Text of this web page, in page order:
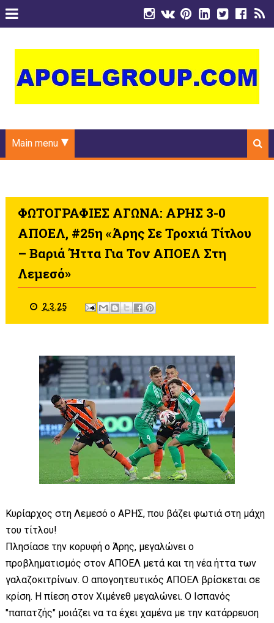
Main menu
ΦΩΤΟΓΡΑΦΙΕΣ ΑΓΩΝΑ: ΑΡΗΣ 3-0
ΑΠΟΕΛ, #25η «Άρης Σε Τροχιά Τίτλου
– Βαριά Ήττα Για Τον ΑΠΟΕΛ Στη
Λεμεσό»
2.3.25
Κυρίαρχος στη Λεμεσό ο ΑΡΗΣ, που βάζει φωτιά στη μάχη
του τίτλου!
Πλησίασε την κορυφή ο Άρης, μεγαλώνει ο
προβληματισμός στον ΑΠΟΕΛ μετά και τη νέα ήττα των
γαλαζοκιτρίνων. Ο απογοητευτικός ΑΠΟΕΛ βρίσκεται σε
κρίση. Η πίεση στον Χιμένεθ μεγαλώνει. Ο Ισπανός
"παπατζής" μοιάζει να τα έχει χαμένα με την κατάρρευση